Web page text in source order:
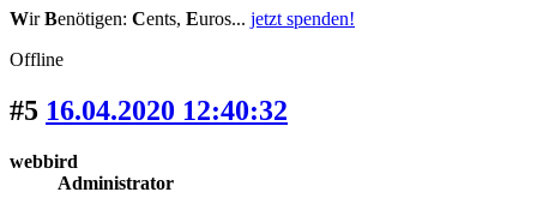
WirBenötigen: Cents, Euros... jetzt spenden!
Offline
#5 16.04.2020 12:40:32
webbird
Administrator